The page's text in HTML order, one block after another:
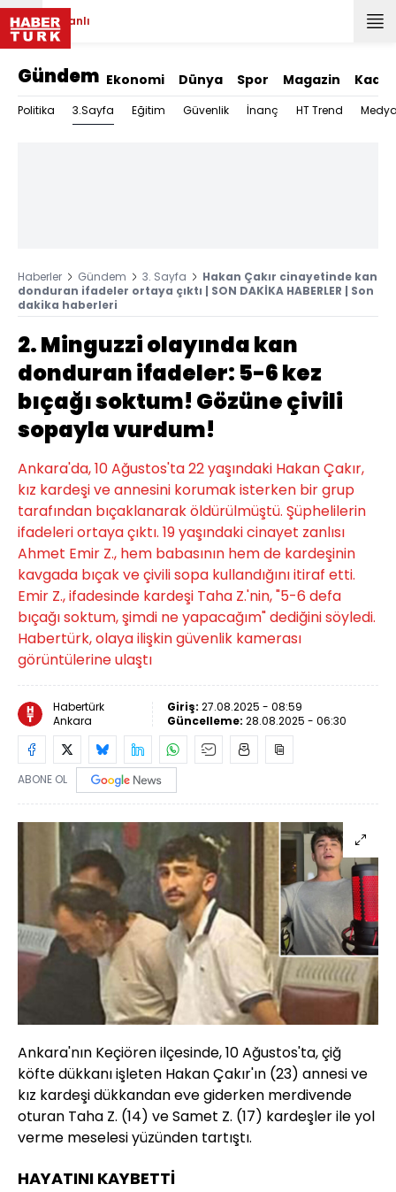
Canlı
Gündem Ekonomi Dünya Spor Magazin Kadın
Politika 3.Sayfa Eğitim Güvenlik İnanç HT Trend
Haberler Gündem 3. Sayfa
Hakan Çakır cinayetinde kan
donduran ifadeler ortaya çıktı | SON DAKİKA HABERLER | Son
dakika haberleri
2. Minguzzi olayında kan
donduran ifadeler: 5-6 kez
bıçağı soktum! Gözüne çivili
sopayla vurdum!
Ankara'da, 10 Ağustos'ta 22 yaşındaki Hakan Çakır,
kız kardeşi ve annesini korumak isterken bir grup
tarafından bıçaklanarak öldürülmüştü. Şüphelilerin
ifadeleri ortaya çıktı. 19 yaşındaki cinayet zanlısı
Ahmet Emir Z., hem babasının hem de kardeşinin
kavgada bıçak ve çivili sopa kullandığını itiraf etti.
Emir Z., ifadesinde kardeşi Taha Z.'nin, "5-6 defa
bıçağı soktum, şimdi ne yapacağım" dediğini söyledi.
Habertürk, olaya ilişkin güvenlik kamerası
görüntülerine ulaştı
Habertürk
Ankara
Giriş: 27.08.2025 - 08:59
Güncelleme: 28.08.2025 - 06:30
ABONE OL
Ankara'nın Keçiören ilçesinde, 10 Ağustos'ta, çiğ
köfte dükkanı işleten Hakan Çakır'ın (23) annesi ve
kız kardeşi dükkandan eve giderken merdivende
oturan Taha Z. (14) ve Samet Z. (17) kardeşler ile yol
verme meselesi yüzünden tartıştı.
HAYATINI KAYBETTİ